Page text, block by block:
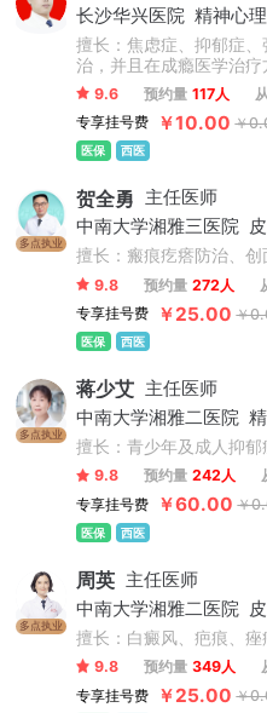
长沙华兴医院 精神心理
擅长：焦虑症、抑郁症
治，并且在成瘾医学治
疗法、中西医结合疗法
9.6 预约量 117人
专享挂号费
￥10.00 ￥
医保 西医
多点执业
贺全勇 主任医师
中南大学湘雅三医院
擅长：瘢痕疙瘩防治、
9.8 预约量 272人
专享挂号费
￥25.00 ￥
医保 西医
多点执业
蒋少艾 主任医师
中南大学湘雅二医院
擅长：青少年及成人抑
9.8 预约量 242人
专享挂号费
￥60.00 ￥
医保 西医
多点执业
周英 主任医师
中南大学湘雅二医院
擅长：白癜风、疤痕、痤
9.8 预约量 349人
专享挂号费
￥25.00 ￥